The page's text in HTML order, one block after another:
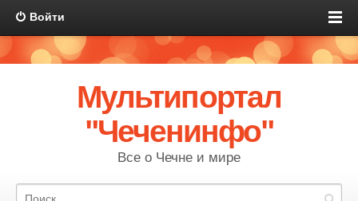
Войти
Мультипортал
"Чеченинфо"
Все о Чечне и мире